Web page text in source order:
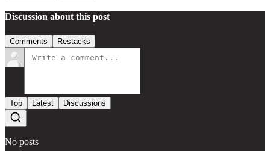
Discussion about this post
Comments Restacks
Top Latest Discussions
No posts